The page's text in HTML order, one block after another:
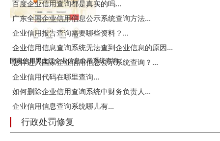
国家信用黑龙江企业信息公示系统查询
百度企业信用查询都是真实的吗...
广东全国企业信用信息公示系统查询方法...
企业信用报告查询需要哪些资料？...
企业信用信息查询系统无法查到企业信息的原因...
怎样进入国家企业信用信息公示系统查询？...
企业信用代码在哪里查询...
如何删除企业信用查询系统中财务负责人...
企业信用信息查询系统哪儿有...
行政处罚修复